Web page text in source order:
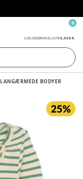
LOG INDØNSKELISTE0,00 KR.
0
LANGÆRMEDE BODYER